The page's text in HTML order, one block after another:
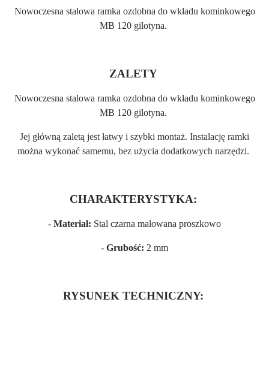
Nowoczesna stalowa ramka ozdobna do wkładu kominkowego
MB 120 gilotyna.
ZALETY
Nowoczesna stalowa ramka ozdobna do wkładu kominkowego
MB 120 gilotyna.
Jej główną zaletą jest łatwy i szybki montaż. Instalację ramki
można wykonać samemu, bez użycia dodatkowych narzędzi.
CHARAKTERYSTYKA:
- Materiał: Stal czarna malowana proszkowo
- Grubość: 2 mm
RYSUNEK TECHNICZNY: